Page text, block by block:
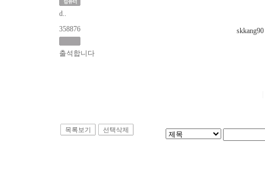
d..
358876
출석합니다
skkang90
목록보기 선택삭제